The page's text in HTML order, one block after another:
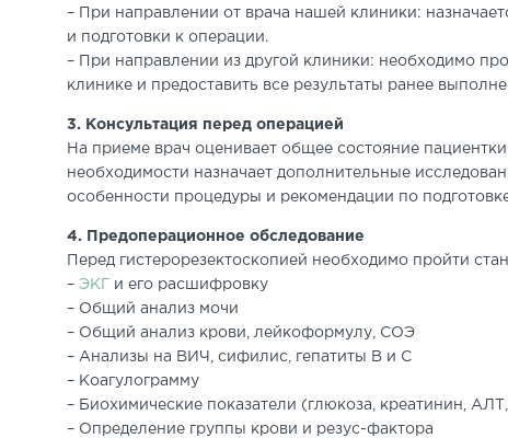
– При направлении от врача нашей клиники:
и подготовки к операции.
– При направлении из другой клиники: необходимо
клинике и предоставить все результаты ранее
3. Консультация перед операцией
На приеме врач оценивает общее состояние
необходимости назначает дополнительные
особенности процедуры и рекомендации по
4. Предоперационное обследование
Перед гистерорезектоскопией необходимо пройти
– ЭКГ
и его расшифровку
– Общий анализ мочи
– Общий анализ крови, лейкоформулу, СОЭ
– Анализы на ВИЧ, сифилис, гепатиты B и C
– Коагулограмму
– Биохимические показатели (глюкоза, креатинин,
– Определение группы крови и резус-фактора